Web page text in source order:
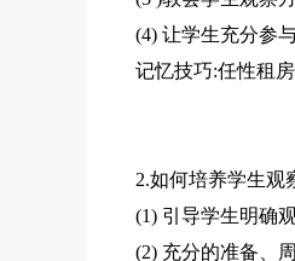
(4) 让学生充分参
记忆技巧:任性租
2.如何培养学生观
(1) 引导学生明确
(2) 充分的准备、